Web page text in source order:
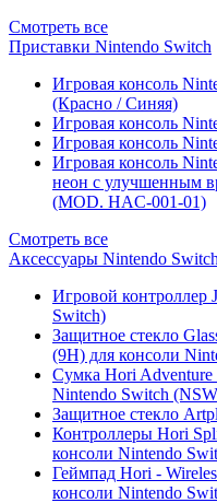
Смотреть все
Приставки Nintendo Switch
Игровая консоль
(Красно / Синяя)
Игровая консоль
Игровая консоль
Игровая консоль
неон с улучшенным
(MOD. HAC-001-01)
Смотреть все
Аксессуары Nintendo Switch
Игровой контроллер
Switch)
Защитное стекло
(9H) для консоли
Сумка Hori Adventure
Nintendo Switch
Защитное стекло
Контроллеры Hori
консоли Nintendo
Геймпад Hori -
консоли Nintendo